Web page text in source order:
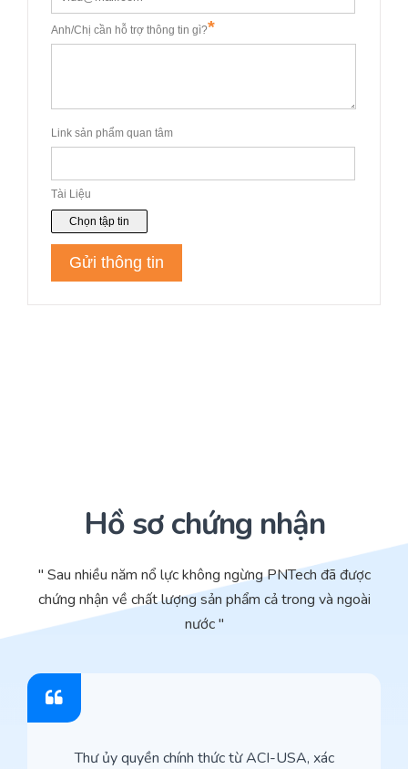
Hồ sơ chứng nhận
" Sau nhiều năm nổ lực không ngừng PNTech đã được
chứng nhận về chất lượng sản phẩm cả trong và ngoài
nước "
Thư ủy quyền chính thức từ ACI-USA, xác